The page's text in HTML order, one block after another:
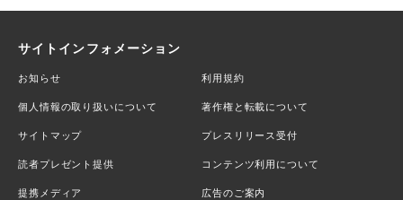
サイトインフォメーション
お知らせ 利用規約
個人情報の取り扱いについて 著作権と転載について
サイトマップ プレスリリース受付
読者プレゼント提供 コンテンツ利用について
提携メディア 広告のご案内